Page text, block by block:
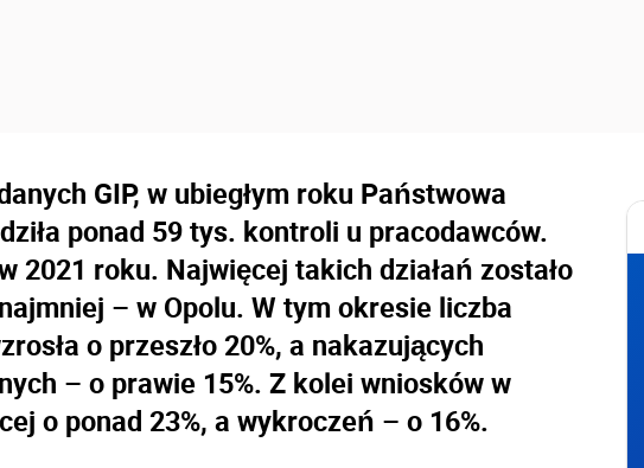
GIP, w ubiegłym roku Państwowa
ponad 59 tys. kontroli u pracodawców.
2021 roku. Najwięcej takich działań zostało
– w Opolu. W tym okresie liczba
o przeszło 20%, a nakazujących
– o prawie 15%. Z kolei wniosków w
o ponad 23%, a wykroczeń – o 16%.